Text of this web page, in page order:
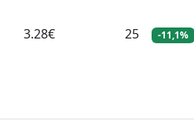
3.28€ 25 -11,1%